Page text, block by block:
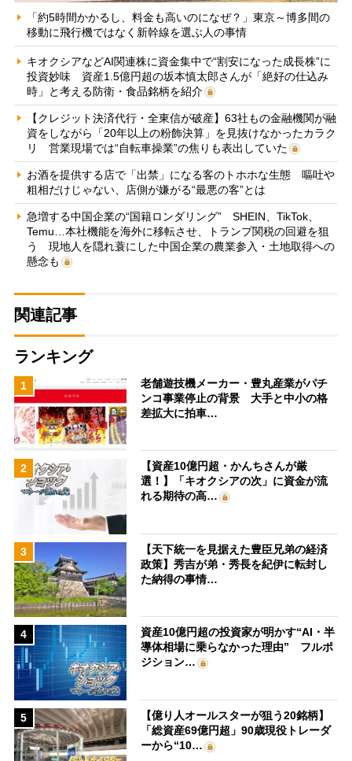
「約5時間かかるし、料金も高いのになぜ？」東京～博多間の
移動に飛行機ではなく新幹線を選ぶ人の事情
キオクシアなどAI関連株に資金集中で“割安になった成長株”に
投資妙味 資産1.5億円超の坂本慎太郎さんが「絶好の仕込み
時」と考える防衛・食品銘柄を紹介
【クレジット決済代行・全東信が破産】63社もの金融機関が融
資をしながら「20年以上の粉飾決算」を見抜けなかったカラク
リ 営業現場では“自転車操業”の焦りも表出していた
お酒を提供する店で「出禁」になる客のトホホな生態 嘔吐や
粗相だけじゃない、店側が嫌がる“最悪の客”とは
急増する中国企業の“国籍ロンダリング” SHEIN、TikTok、
Temu…本社機能を海外に移転させ、トランプ関税の回避を狙
う 現地人を隠れ蓑にした中国企業の農業参入・土地取得への
懸念も
関連記事
ランキング
1
老舗遊技機メーカー・豊丸産業がパチ
ンコ事業停止の背景 大手と中小の格
差拡大に拍車…
2
【資産10億円超・かんちさんが厳
選！】「キオクシアの次」に資金が流
れる期待の高…
3
【天下統一を見据えた豊臣兄弟の経済
政策】秀吉が弟・秀長を紀伊に転封し
た納得の事情…
4
資産10億円超の投資家が明かす“AI・半
導体相場に乗らなかった理由” フルポ
ジション…
5
【億り人オールスターが狙う20銘柄】
「総資産69億円超」90歳現役トレーダ
ーから“10…